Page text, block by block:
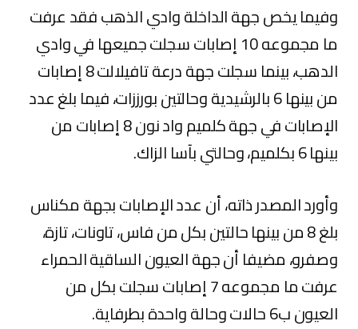
وفيما يخص جهة الداخلة وادي الذهب فقد عرفت
ما مجموعه 10 إصابات سجلت جميعها في وادي
الدهب، بينما سجلت جهة درعة تافيلالت 8 إصابات
من بينها 6 بالرشيدية وحالتين بورززات، فيما بلغ عدد
الإصابات في جهة كلميم واد نون 8 إصابات من
بينها 6 بكلميم، وحالتي بآسا الزاك.
وأورد المصدر ذاته، أن عدد الإصابات بجهة مكناس
بلغ 8 من بينها حالتين بكل من فاس، تاونات، تازة،
وصفرو، مضيفا أن جهة العيون الساقية الحمراء
عرفت ما مجموعه 7 إصابات سجلت بكل من
العيون ب6 حالات وحالة واحدة بطرفاية.